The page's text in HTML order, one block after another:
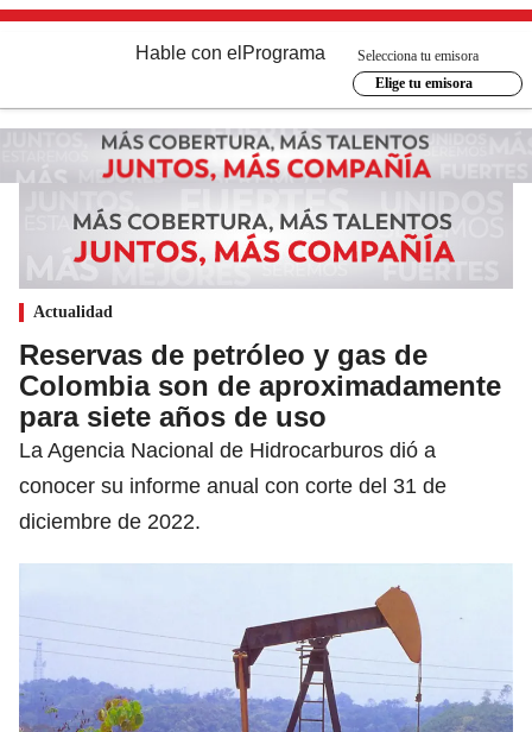
Hable con el Programa
Selecciona tu emisora
Elige tu emisora
Actualidad
Reservas de petróleo y gas de
Colombia son de aproximadamente
para siete años de uso
La Agencia Nacional de Hidrocarburos dió a
conocer su informe anual con corte del 31 de
diciembre de 2022.